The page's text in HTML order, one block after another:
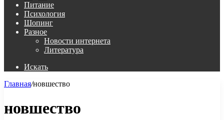
Питание
Психология
Шопинг
Разное
Новости интернета
Литература
Искать
Главная/новшество
новшество